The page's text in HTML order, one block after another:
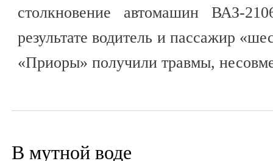
столкновение автомашин ВАЗ-
результате водитель и пассажир
«Приоры» получили травмы,
В мутной воде